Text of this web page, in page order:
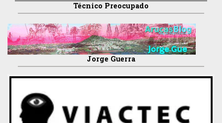
Técnico Preocupado
Jorge Guerra